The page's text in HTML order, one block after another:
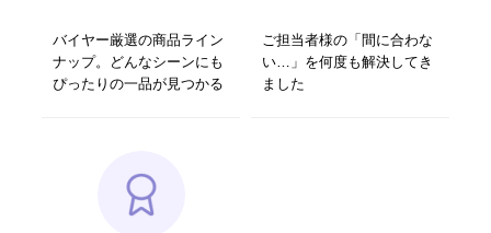
バイヤー厳選の商品ライン
ナップ。どんなシーンにも
ぴったりの一品が見つかる
ご担当者様の「間に合わな
い…」を何度も解決してき
ました